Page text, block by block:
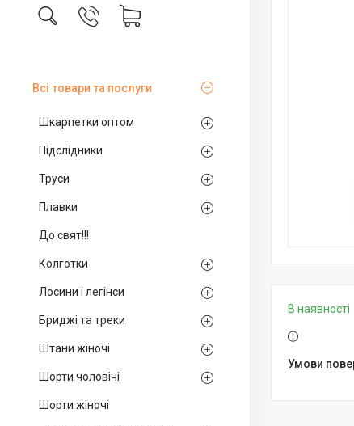
Всі товари та послуги
Шкарпетки оптом
Підслідники
Труси
Плавки
До свят!!!
Колготки
Лосини і легінси
Бриджі та треки
Штани жіночі
Шорти чоловічі
Шорти жіночі
В наявності